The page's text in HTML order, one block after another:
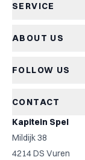
New arrivals
Kids games
Top 10
SERVICE
Returns
ABOUT US
The Captain's Game
Game rules
Contact
FOLLOW US
CONTACT
Kapitein Spel
Mildijk 38
4214 DS Vuren